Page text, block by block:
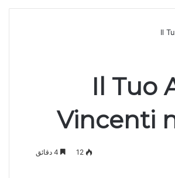
Il
Il Tuo
Vincenti
12